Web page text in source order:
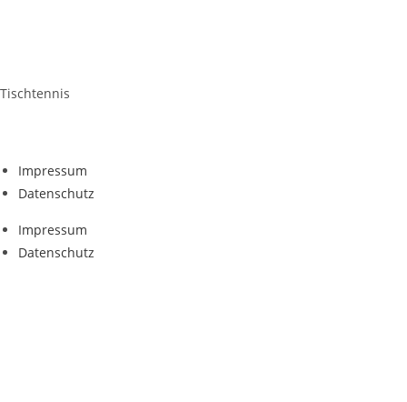
Tischtennis
Impres­sum
Daten­schutz
Impres­sum
Daten­schutz